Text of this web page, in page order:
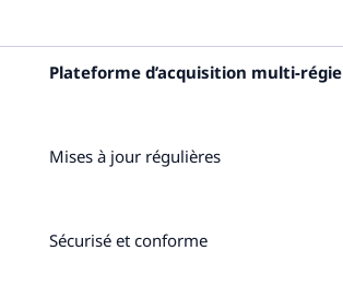
Plateforme d’acquisition multi-régie
Mises à jour régulières
Sécurisé et conforme